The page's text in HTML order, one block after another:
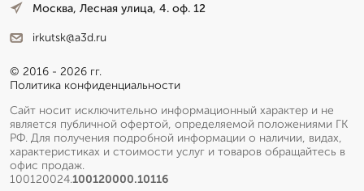
Москва, Лесная улица, 4. оф. 12
irkutsk@a3d.ru
© 2016 - 2026 гг.
Политика конфиденциальности
Сайт носит исключительно информационный характер и не
является публичной офертой, определяемой положениями ГК
РФ. Для получения подробной информации о наличии, видах,
характеристиках и стоимости услуг и товаров обращайтесь в
офис продаж.
100120024.100120000.10116